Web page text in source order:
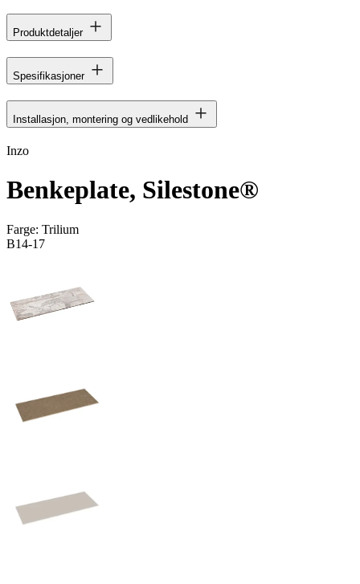
Produktdetaljer
Spesifikasjoner
Installasjon, montering og vedlikehold
Inzo
Benkeplate, Silestone®
Farge: Trilium
B14-17